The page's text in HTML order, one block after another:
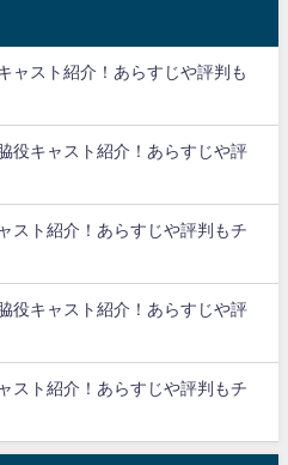
ャスト紹介！あらすじや評判も
役キャスト紹介！あらすじや評
スト紹介！あらすじや評判もチ
役キャスト紹介！あらすじや評
スト紹介！あらすじや評判もチ